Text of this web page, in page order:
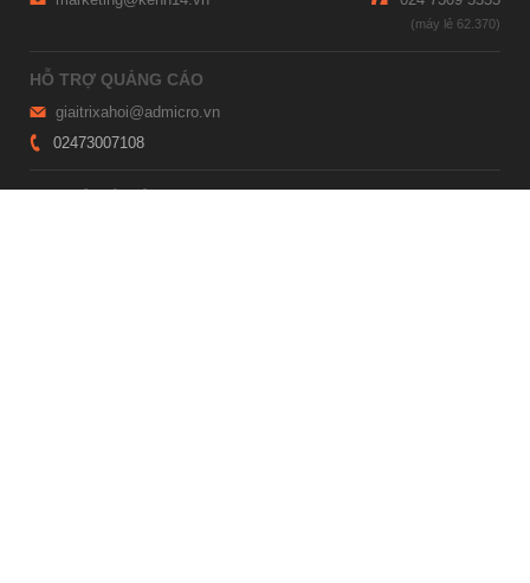
HỖ TRỢ QUẢNG CÁO
giaitrixahoi@admicro.vn
02473007108